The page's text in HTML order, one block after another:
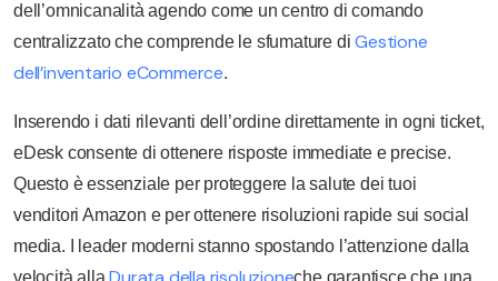
dell’omnicanalità agendo come un centro di comando
centralizzato che comprende le sfumature diGestione
dell’inventario eCommerce.
Inserendo i dati rilevanti dell’ordine direttamente in ogni ticket,
eDesk consente di ottenere risposte immediate e precise.
Questo è essenziale per proteggere la salute dei tuoi
venditori Amazon e per ottenere risoluzioni rapide sui social
media. I leader moderni stanno spostando l’attenzione dalla
velocità alla
che garantisce che una